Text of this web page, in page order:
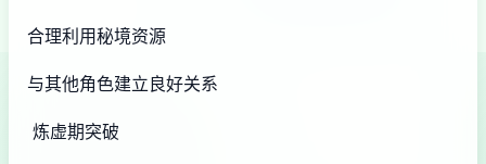
合理利用秘境资源
与其他角色建立良好关系
炼虚期突破